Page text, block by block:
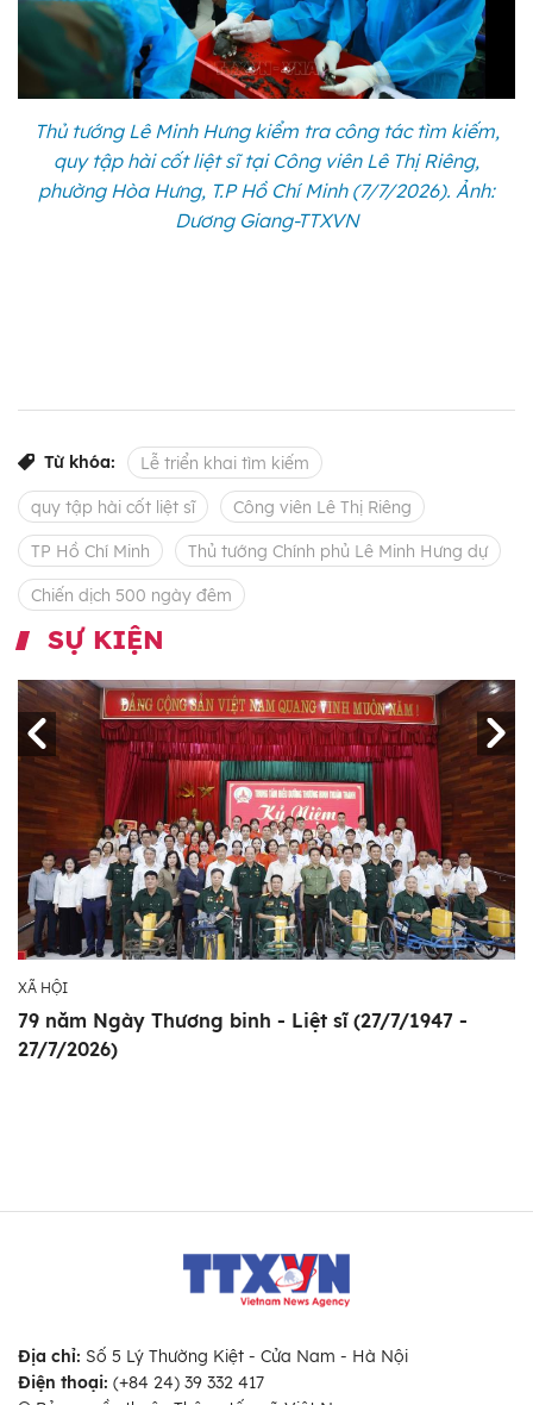
Thủ tướng Lê Minh Hưng kiểm tra công tác tìm kiếm,
quy tập hài cốt liệt sĩ tại Công viên Lê Thị Riêng,
phường Hòa Hưng, T.P Hồ Chí Minh (7/7/2026). Ảnh:
Dương Giang-TTXVN
Từ khóa: Lễ triển khai tìm kiếm
quy tập hài cốt liệt sĩ Công viên Lê Thị Riêng
TP Hồ Chí Minh Thủ tướng Chính phủ Lê Minh Hưng dự
Chiến dịch 500 ngày đêm
SỰ KIỆN
XÃ HỘI
79 năm Ngày Thương binh - Liệt sĩ (27/7/1947 -
27/7/2026)
Địa chỉ: Số 5 Lý Thường Kiệt - Cửa Nam - Hà Nội
Điện thoại: (+84 24) 39 332 417